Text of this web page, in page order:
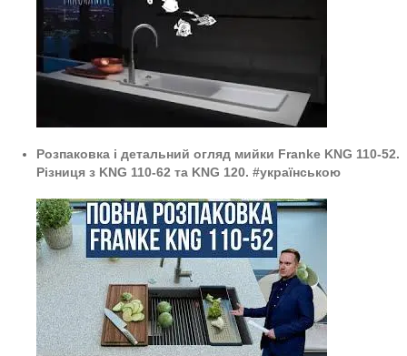
Розпаковка і детальний огляд мийки Franke KNG 110-52.
Різниця з KNG 110-62 та KNG 120. #українською